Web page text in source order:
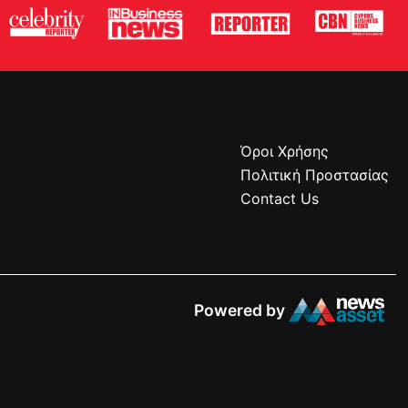
Όροι Χρήσης
Πολιτική Προστασίας
Contact Us
Powered by